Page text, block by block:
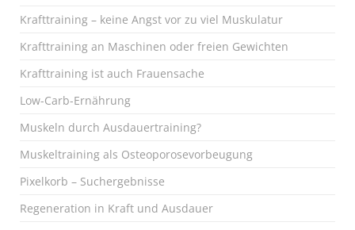
Krafttraining – keine Angst vor zu viel Muskulatur
Krafttraining an Maschinen oder freien Gewichten
Krafttraining ist auch Frauensache
Low-Carb-Ernährung
Muskeln durch Ausdauertraining?
Muskeltraining als Osteoporosevorbeugung
Pixelkorb – Suchergebnisse
Regeneration in Kraft und Ausdauer